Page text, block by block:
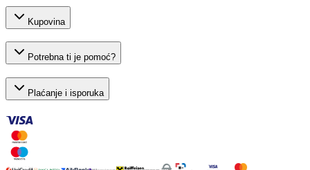
Kupovina
Potrebna ti je pomoć?
Plaćanje i isporuka